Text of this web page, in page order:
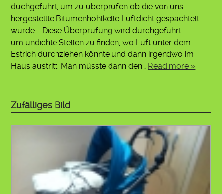
duchgeführt, um zu überprüfen ob die von uns
hergestellte Bitumenhohlkelle Luftdicht gespachtelt
wurde. Diese Überprüfung wird durchgeführt
um undichte Stellen zu finden, wo Luft unter dem
Estrich durchziehen könnte und dann irgendwo im
Haus austritt. Man müsste dann den… Read more »
Zufälliges Bild